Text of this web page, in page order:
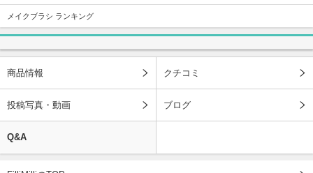
メイクブラシ ランキング
商品情報 クチコミ
投稿写真・動画 ブログ
Q&A